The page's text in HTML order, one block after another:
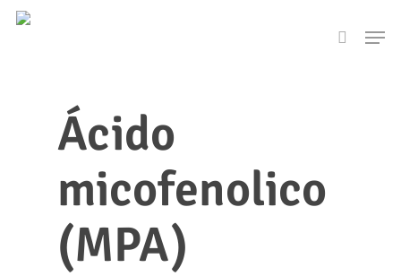
Skip
search
Ácido
micofenolico
(MPA)